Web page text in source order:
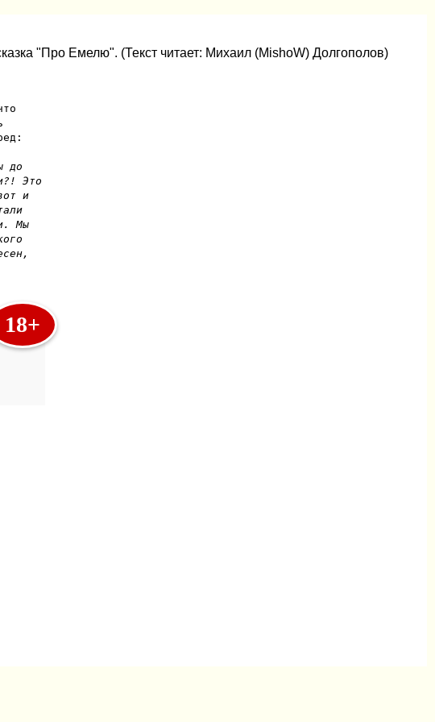
"Про Емелю". (Текст читает: Михаил (MishoW) Долгополов)
до
Это
и
Мы
18+